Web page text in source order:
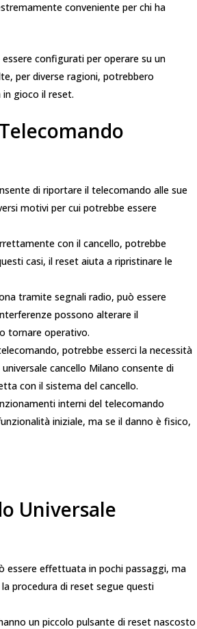
conveniente per chi ha
configurati per operare su un
per diverse ragioni, potrebbero
gioco il reset.
di riportare il telecomando alle sue
motivi per cui potrebbe essere
con il cancello, potrebbe
casi, il reset aiuta a ripristinare le
tramite segnali radio, può essere
possono alterare il
tornare operativo.
potrebbe esserci la necessità
cancello Milano consente di
con il sistema del cancello.
interni del telecomando
iniziale, ma se il danno è fisico,
Universale
essere effettuata in pochi passaggi, ma
procedura di reset segue questi
un piccolo pulsante di reset nascosto